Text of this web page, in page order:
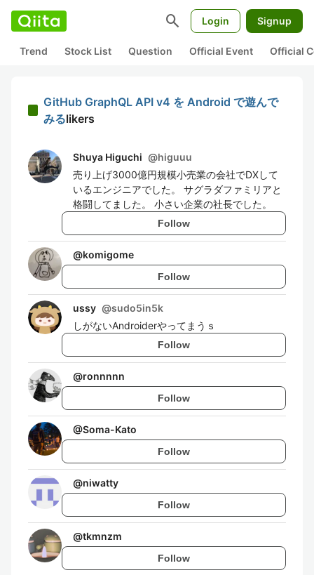
search Login Signup
Trend Stock List Question Official Event Official
GitHub GraphQL API v4 を Android で遊んで
みるlikers
Shuya Higuchi @higuuu
売り上げ3000億円規模小売業の会社でDXして
いるエンジニアでした。 サグラダファミリアと
格闘してました。 小さい企業の社長でした。
Follow
@komigome
Follow
ussy @sudo5in5k
しがないAndroiderやってまうｓ
Follow
@ronnnnn
Follow
@Soma-Kato
Follow
@niwatty
Follow
@tkmnzm
Follow